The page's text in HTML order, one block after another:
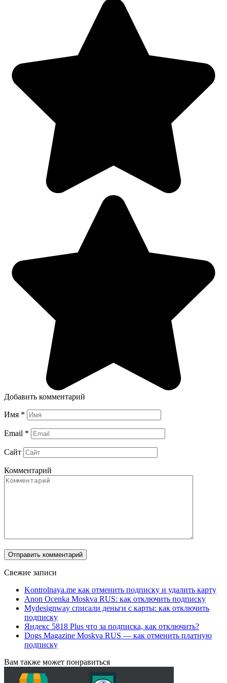
Добавить комментарий
Имя *
Email *
Сайт
Комментарий
Свежие записи
Kontrolnaya.me как отменить подписку и удалить карту
Anon Ocenka Moskva RUS: как отключить подписку
Mydesignway списали деньги с карты: как отключить
подписку
Яндекс 5818 Plus что за подписка, как отключить?
Dogs Magazine Moskva RUS — как отменить платную
подписку
Вам также может понравиться